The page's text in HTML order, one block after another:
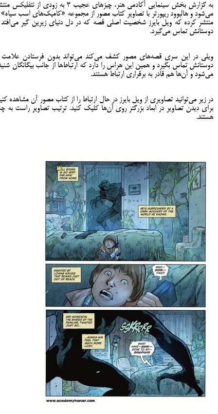
به گزارش بخش سینمایی آکادمی هنر، چیزهای عجیب 3 به زودی از
می‌شود و هالیوود ریپورتر با تصاویر کتاب مصور از مجموعه «کامیک‌های اسب سیاه»
منتشر کرده که ویل بایرز شخصیت اصلی قصه که در دل دنیای زیرین گیر می‌افتد
دوستانش تماس می‌گیرد.
ویلی در این سری قصه‌های مصور کشف می‌کند می‌تواند بدون فرستادن علامت
دوستانش تماس بگیرد و همین این هراس را دارد که ارتباط‌ها از جانب بیگانگان
می‌شود و آن‌ها هم قادر به برقراری ارتباط هستند.
در زیر می‌توانید تصاویری از ویل بایرز در حال ارتباط را از کتاب مصور آن مشاهده
برای دیدن تصاویر در ابعاد بزرگتر روی آن‌ها کلیک کنید. ترتیب تصاویر راست به
هستند.